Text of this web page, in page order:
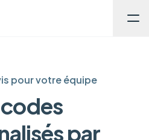
pour votre équipe
par